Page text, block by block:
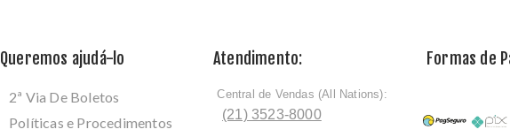
Queremos ajudá-lo
2ª Via De Boletos
Políticas e Procedimentos
Atendimento:
ﾠCentral de Vendas (All Nations):
(21) 3523-8000
Formas de